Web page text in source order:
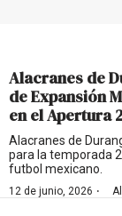
Alacranes de
de Expansión
en el Apertura
Alacranes de
para la temporada
futbol mexicano.
12 de junio, 2026 ·